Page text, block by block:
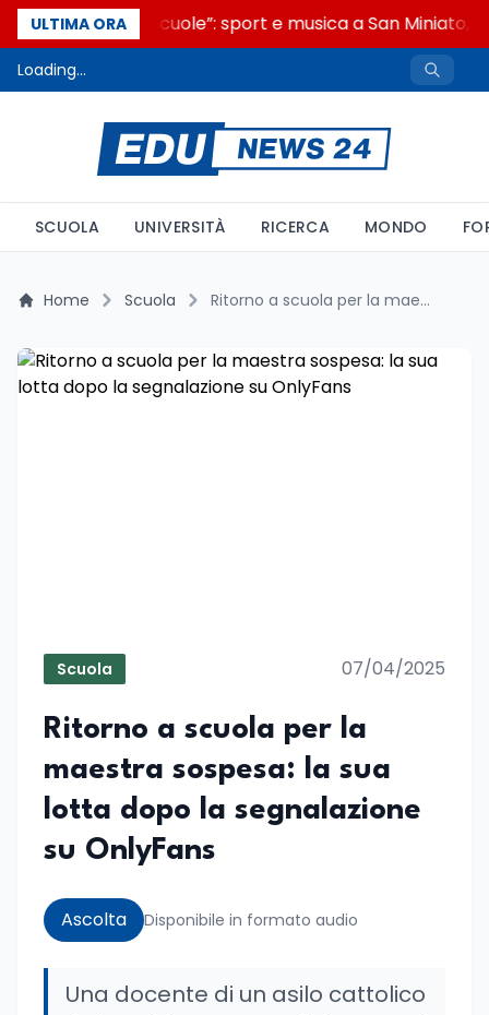
ULTIMA ORA
“Noi siamo le Scuole”: sport e musica a San Miniato,
Loading...
SCUOLA UNIVERSITÀ RICERCA MONDO
Home Scuola Ritorno a scuola per la maestra sospesa: la sua lotta dopo la segnalazione su OnlyFans
Scuola 07/04/2025
Ritorno a scuola per la
maestra sospesa: la sua
lotta dopo la segnalazione
su OnlyFans
Ascolta Disponibile in formato audio
Una docente di un asilo cattolico